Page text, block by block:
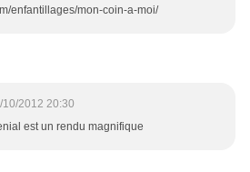
enfantillages/mon-coin-a-moi/
10/2012 20:30
est un rendu magnifique